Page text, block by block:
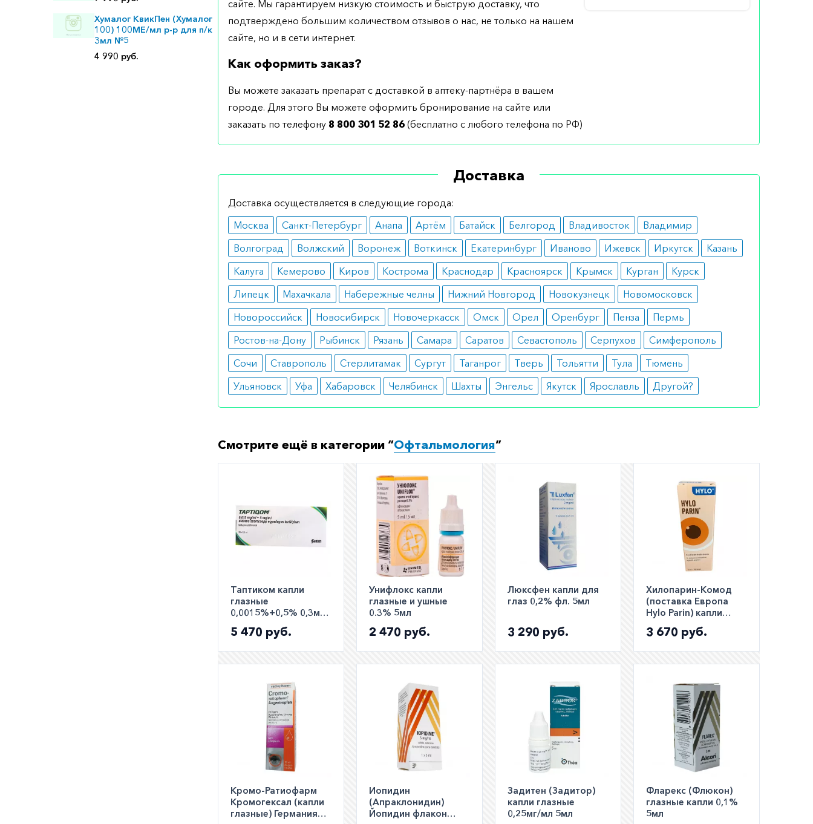
Хумалог КвикПен (Хумалог
100) 100МЕ/мл р-р для п/к
3мл №5
4 990 руб.
сайте. Мы гарантируем низкую стоимость и быструю доставку, что
подтверждено большим количеством отзывов о нас, не только на нашем
сайте, но и в сети интернет.
Как оформить заказ?
Вы можете заказать препарат с доставкой в аптеку-партнёра в вашем
городе. Для этого Вы можете оформить бронирование на сайте или
заказать по телефону 8 800 301 52 86 (бесплатно с любого телефона по РФ)
Доставка
Доставка осуществляется в следующие города:
Москва
Санкт-Петербург Анапа Артём Батайск Белгород Владивосток
Владимир
Волгоград
Волжский Воронеж Воткинск Екатеринбург Иваново Ижевск Иркутск
Казань
Калуга
Кемерово Киров Кострома Краснодар Красноярск Крымск Курган
Курск
Липецк
Махачкала Набережные челны Нижний Новгород Новокузнецк
Новомосковск
Новороссийск
Новосибирск Новочеркасск Омск Орел Оренбург Пенза
Пермь
Ростов-на-Дону
Рыбинск Рязань Самара Саратов Севастополь Серпухов
Симферополь
Сочи
Ставрополь Стерлитамак Сургут Таганрог Тверь Тольятти Тула
Тюмень
Ульяновск
Уфа Хабаровск Челябинск Шахты Энгельс Якутск Ярославль Другой?
Смотрите ещё в категории “Офтальмология”
Таптиком капли
глазные
0,0015%+0,5% 0,3мл
5 470 руб.
Унифлокс капли
глазные и ушные
0.3% 5мл
2 470 руб.
Люксфен капли для
глаз 0,2% фл. 5мл
3 290 руб.
Хилопарин-Комод
(поставка Европа
Hylo Parin) капли
глазные 10мл
3 670 руб.
Кромо-Ратиофарм
Кромогексал (капли
глазные) Германия
Иопидин
(Апраклонидин)
Йопидин флакон
Задитен (Задитор)
капли глазные
0,25мг/мл 5мл
Фларекс (Флюкон)
глазные капли 0,1%
5мл